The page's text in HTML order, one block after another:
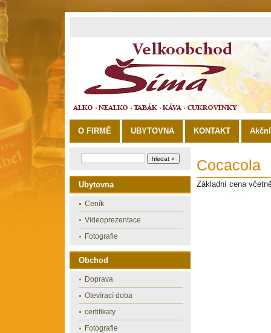
O FIRMĚ UBYTOVNA KONTAKT
Ubytovna
Ceník
Videoprezentace
Fotografie
Obchod
Doprava
Otevírací doba
certifikaty
Fotografie
Cocacola
Základní cena